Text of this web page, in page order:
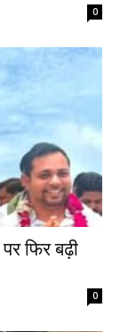
0
फिर बढ़ी
0